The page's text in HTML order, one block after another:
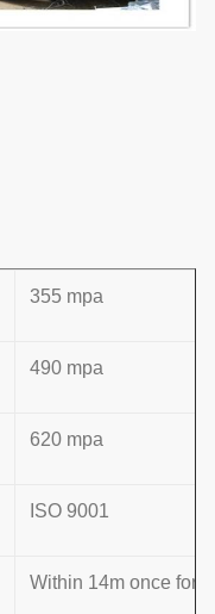
355 mpa
490 mpa
620 mpa
ISO 9001
Within 14m once